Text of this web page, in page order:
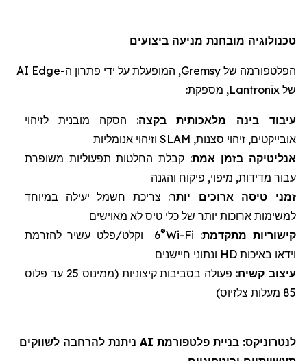
טכנולוגיה מובחנת מניעה ביצועים
הפלטפורמה של Gremsy, המופעלת על ידי פתרון ה-Edge
AI
של Lantronix, מספקת:
עיבוד בינה מלאכותיתבקצה: הסקה מובנית לזיהוי
אובייקטים, זיהוי סצנות, SLAM וזיהוי אנומליות
אנליטיקה בזמן אמת: קבלת החלטות תפעוליות משופרת
עבור מדידות, מיפוי, פיקוח והגנה
זמני טיסה ארוכים יותר: צריכת חשמל יעילה במיוחד
למשימות ארוכות יותר של כלי טיס לא מאוישים
קישוריות מתקדמת:
Wi-Fi
®
6
וקלט/פלט עשיר להזרמת
וידאו באיכות HD ונתוני חיישנים
עיצוב קשיח: פעולה בסביבות קיצוניות (
ממינוס 25 עד פלוס
85 מעלות צלזיוס)
לנטרוניקס
: בניית פלטפורמת AI ניתנת להרחבה לשווקים